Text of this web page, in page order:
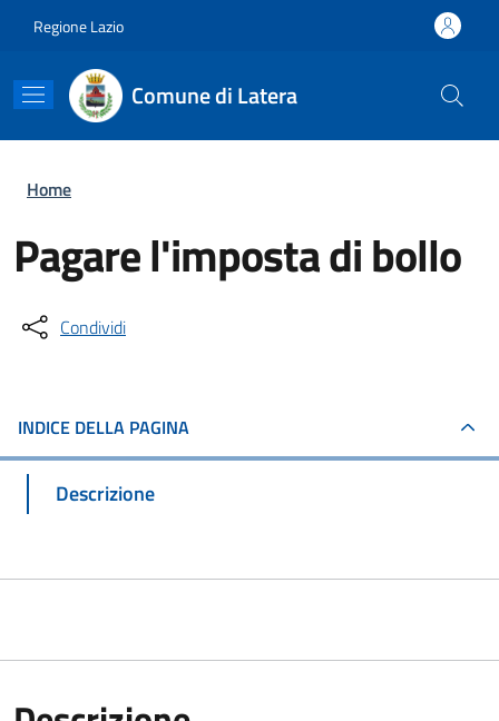
Regione Lazio
Comune di Latera
Briciole di pane
Home
Pagare l'imposta di bollo
Condividi
INDICE DELLA PAGINA
Descrizione